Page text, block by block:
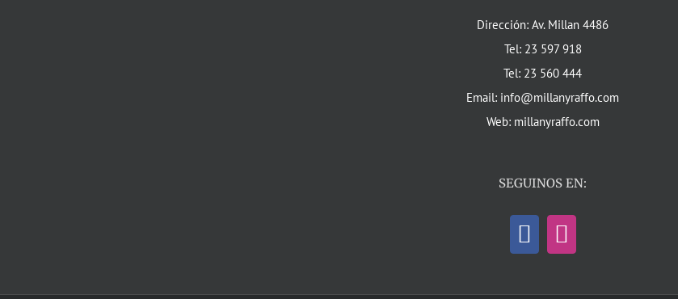
Dirección: Av. Millan 4486
Tel: 23 597 918
Tel: 23 560 444
Email: info@millanyraffo.com
Web: millanyraffo.com
SEGUINOS EN: